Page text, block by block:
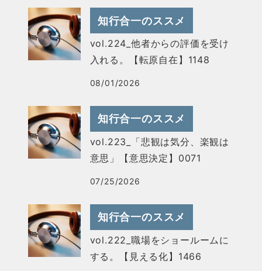
知行合一のススメ
vol.224_他者からの評価を受け
入れる。【転原自在】1148
08/01/2026
知行合一のススメ
vol.223_「悲観は気分、楽観は
意思」【意思決定】0071
07/25/2026
知行合一のススメ
vol.222_職場をショールームに
する。【見える化】1466